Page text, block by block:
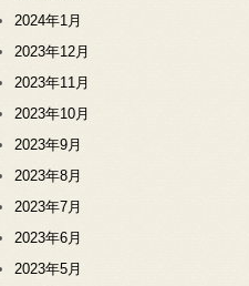
2024年1月
2023年12月
2023年11月
2023年10月
2023年9月
2023年8月
2023年7月
2023年6月
2023年5月